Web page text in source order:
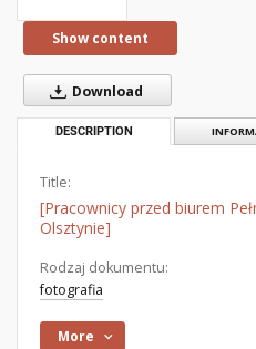
Show content
Download
DESCRIPTION
Title:
[Pracownicy przed biurem
Olsztynie]
Rodzaj dokumentu:
fotografia
More